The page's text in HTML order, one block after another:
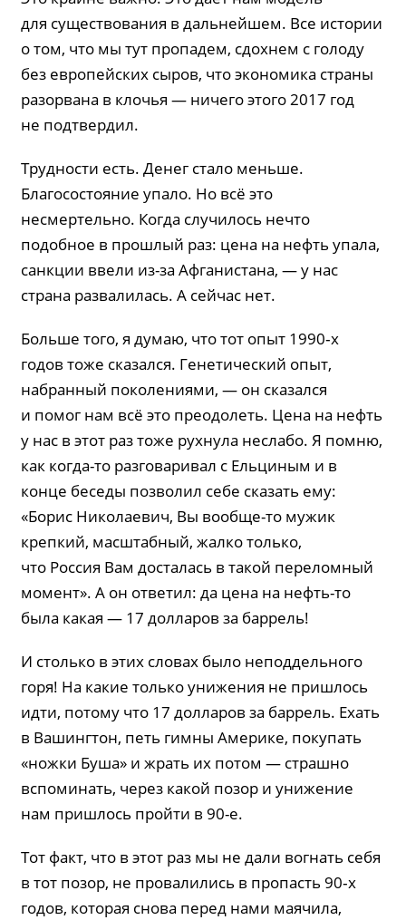
для существования в дальнейшем. Все истории
о том, что мы тут пропадем, сдохнем с голоду
без европейских сыров, что экономика страны
разорвана в клочья — ничего этого 2017 год
не подтвердил.
Трудности есть. Денег стало меньше.
Благосостояние упало. Но всё это
несмертельно. Когда случилось нечто
подобное в прошлый раз: цена на нефть упала,
санкции ввели из-за Афганистана, — у нас
страна развалилась. А сейчас нет.
Больше того, я думаю, что тот опыт 1990‑х
годов тоже сказался. Генетический опыт,
набранный поколениями, — он сказался
и помог нам всё это преодолеть. Цена на нефть
у нас в этот раз тоже рухнула неслабо. Я помню,
как когда-то разговаривал с Ельциным и в
конце беседы позволил себе сказать ему:
«Борис Николаевич, Вы вообще-то мужик
крепкий, масштабный, жалко только,
что Россия Вам досталась в такой переломный
момент». А он ответил: да цена на нефть-то
была какая — 17 долларов за баррель!
И столько в этих словах было неподдельного
горя! На какие только унижения не пришлось
идти, потому что 17 долларов за баррель. Ехать
в Вашингтон, петь гимны Америке, покупать
«ножки Буша» и жрать их потом — страшно
вспоминать, через какой позор и унижение
нам пришлось пройти в 90-е.
Тот факт, что в этот раз мы не дали вогнать себя
в тот позор, не провалились в пропасть 90‑х
годов, которая снова перед нами маячила,